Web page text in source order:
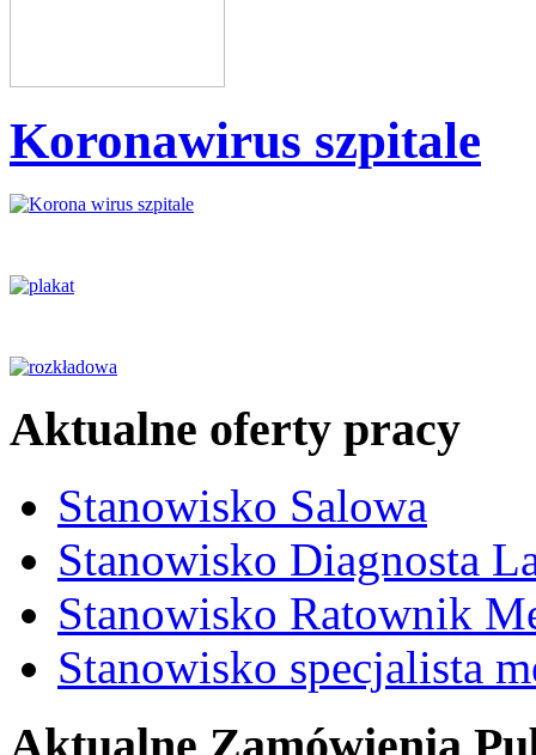
Koronawirus szpitale
Aktualne oferty pracy
Stanowisko Salowa
Stanowisko Diagnosta
Stanowisko Ratownik
Stanowisko specjalista